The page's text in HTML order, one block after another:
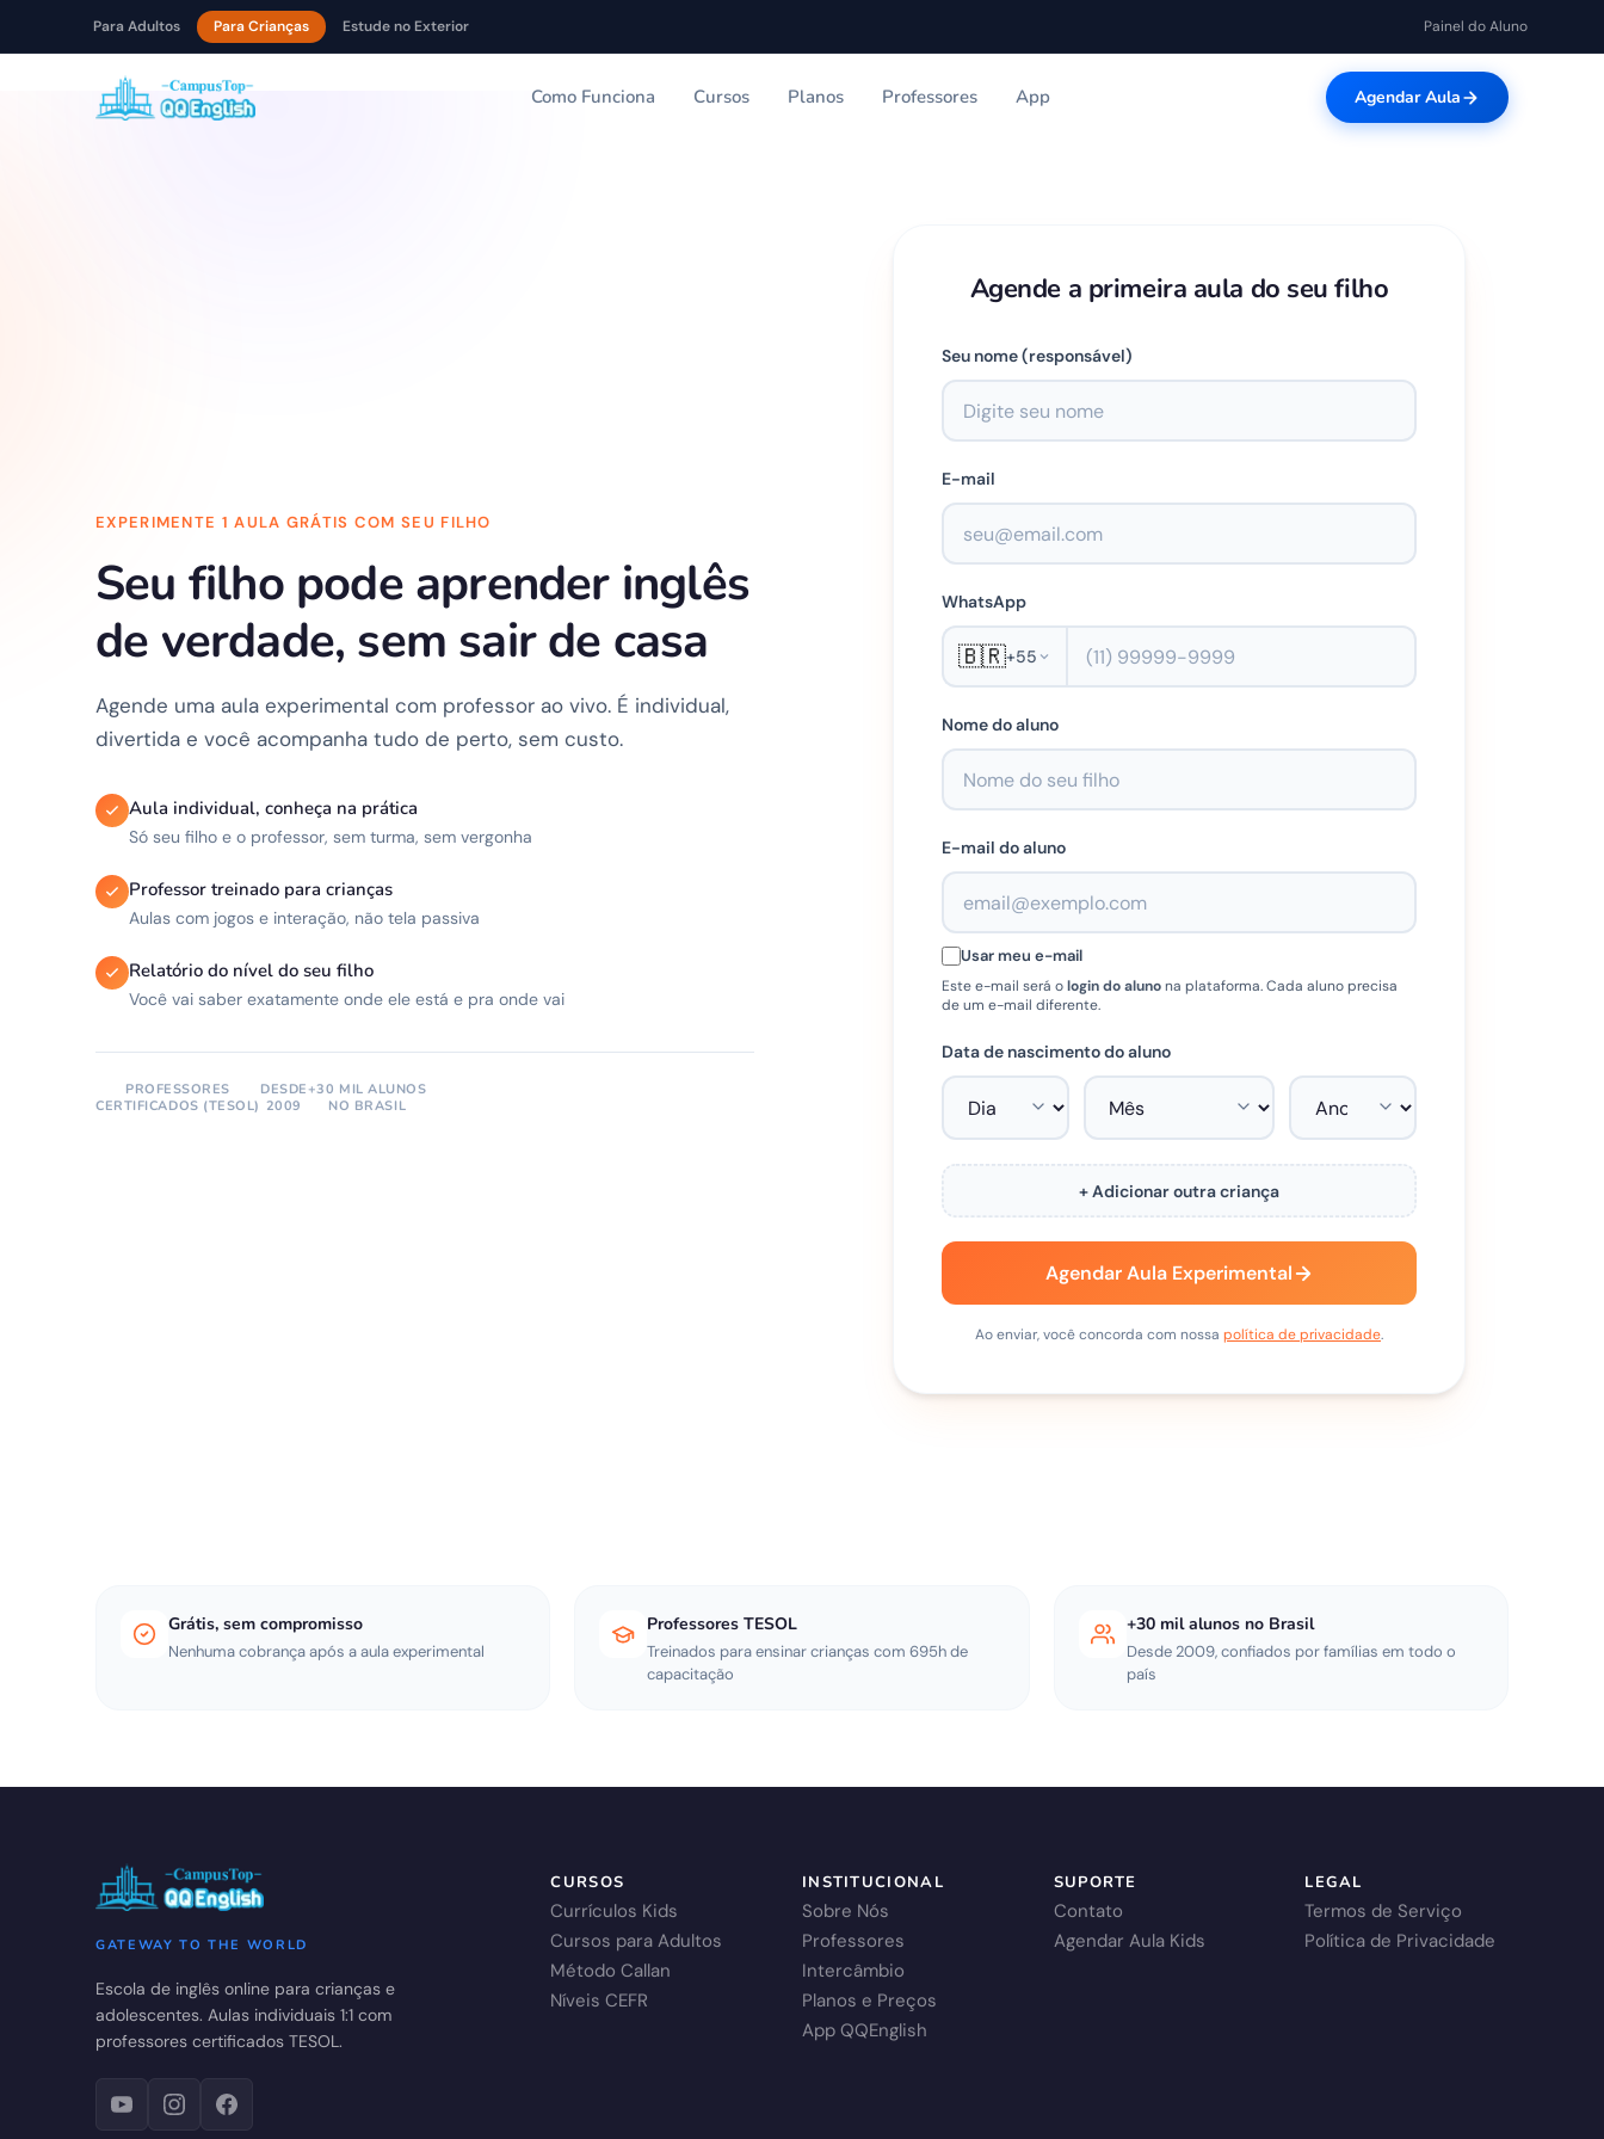
Para Adultos Para Crianças Estude no Exterior Painel do Aluno
Como Funciona Cursos Planos Professores App Agendar Aula
Agende a aula experimental gratuita de inglês do seu filho
EXPERIMENTE 1 AULA GRÁTIS COM SEU FILHO
Seu filho pode aprender inglês
de verdade, sem sair de casa
Agende uma aula experimental com professor ao vivo. É individual,
divertida e você acompanha tudo de perto, sem custo.
Aula individual, conheça na prática
Só seu filho e o professor, sem turma, sem vergonha
Professor treinado para crianças
Aulas com jogos e interação, não tela passiva
Relatório do nível do seu filho
Você vai saber exatamente onde ele está e pra onde vai
PROFESSORES
CERTIFICADOS (TESOL)
DESDE
2009
+30 MIL ALUNOS
NO BRASIL
Agende a primeira aula do seu filho
Seu nome (responsável)
E-mail
WhatsApp
🇧🇷+55
Nome do aluno
E-mail do aluno
Usar meu e-mail
Este e-mail será ologin do alunona plataforma. Cada aluno precisa
de um e-mail diferente.
Data de nascimento do aluno
+ Adicionar outra criança
Agendar Aula Experimental
Ao enviar, você concorda com nossa política de privacidade.
Grátis, sem compromisso
Nenhuma cobrança após a aula experimental
Professores TESOL
Treinados para ensinar crianças com 695h de
capacitação
+30 mil alunos no Brasil
Desde 2009, confiados por famílias em todo o
país
GATEWAY TO THE WORLD
Escola de inglês online para crianças e
adolescentes. Aulas individuais 1:1 com
professores certificados TESOL.
CURSOS
Currículos Kids
Cursos para Adultos
Método Callan
Níveis CEFR
INSTITUCIONAL
Sobre Nós
Professores
Intercâmbio
Planos e Preços
App QQEnglish
SUPORTE
Contato
Agendar Aula Kids
LEGAL
Termos de Serviço
Política de Privacidade